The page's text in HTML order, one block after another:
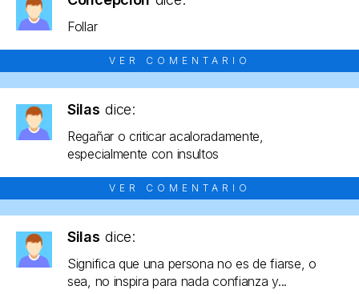
Follar
VER COMENTARIO
Silas dice:
Regañar o criticar acaloradamente,
especialmente con insultos
VER COMENTARIO
Silas dice:
Significa que una persona no es de fiarse, o
sea, no inspira para nada confianza y...